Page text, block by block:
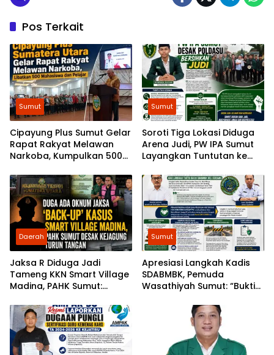
Pos Terkait
Sumut
Cipayung Plus Sumut Gelar
Rapat Rakyat Melawan
Narkoba, Kumpulkan 500
Sumut
Soroti Tiga Lokasi Diduga
Arena Judi, PW IPA Sumut
Layangkan Tuntutan ke
Daerah
Jaksa R Diduga Jadi
Tameng KKN Smart Village
Madina, PAHK Sumut:
Jangan Ada yang Kebal
Hukum!
Sumut
Apresiasi Langkah Kadis
SDABMBK, Pemuda
Wasathiyah Sumut: “Bukti
Berlandaskan Hukum”